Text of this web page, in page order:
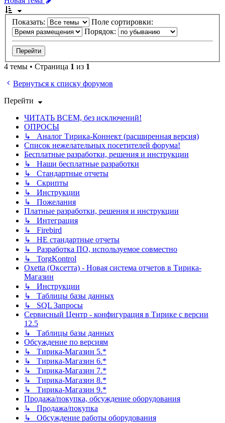
Показать:
Поле сортировки:
Порядок:
4 темы • Страница 1 из 1
Вернуться к списку форумов
Перейти
ЧИТАТЬ ВСЕМ, без исключений!
ОПРОСЫ
↳ Аналог Тирика-Коннект (расширенная версия)
Список нежелательных посетителей форума!
Бесплатные разработки, решения и инструкции
↳ Наши бесплатные разработки
↳ Стандартные отчеты
↳ Скрипты
↳ Инструкции
↳ Пожелания
Платные разработки, решения и инструкции
↳ Интеграция
↳ Firebird
↳ НЕ стандартные отчеты
↳ Разработка ПО, используемое совместно
↳ TorgKontrol
Oxetta (Оксетта) - Новая система отчетов в Тирика-
Магазин
↳ Инструкции
↳ Таблицы базы данных
↳ SQL Запросы
Сервисный Центр - конфигурация в Тирике с версии
12.5
↳ Таблицы базы данных
Обсуждение по версиям
↳ Тирика-Магазин 5.*
↳ Тирика-Магазин 6.*
↳ Тирика-Магазин 7.*
↳ Тирика-Магазин 8.*
↳ Тирика-Магазин 9.*
Продажа/покупка, обсуждение оборудования
↳ Продажа/покупка
↳ Обсуждение работы оборудования